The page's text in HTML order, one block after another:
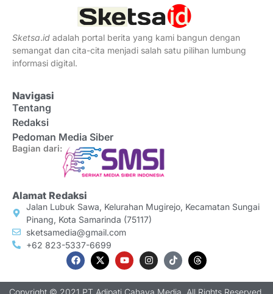
Sketsa.id adalah portal berita yang kami bangun dengan
semangat dan cita-cita menjadi salah satu pilihan lumbung
informasi digital.
Navigasi
Tentang
Redaksi
Pedoman Media Siber
Bagian dari:
Alamat Redaksi
Jalan Lubuk Sawa, Kelurahan Mugirejo, Kecamatan Sungai
Pinang, Kota Samarinda (75117)
sketsamedia@gmail.com
+62 823-5337-6699
Copyright © 2021 PT Adipati Cahaya Media, All Rights Reserved.